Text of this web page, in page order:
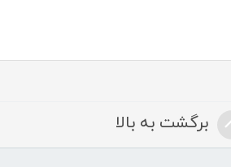
برگشت به بالا